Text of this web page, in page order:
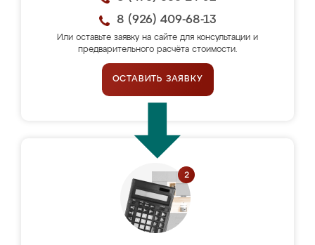
8 (926) 409-68-13
Или оставьте заявку на сайте для консультации и
предварительного расчёта стоимости.
ОСТАВИТЬ ЗАЯВКУ